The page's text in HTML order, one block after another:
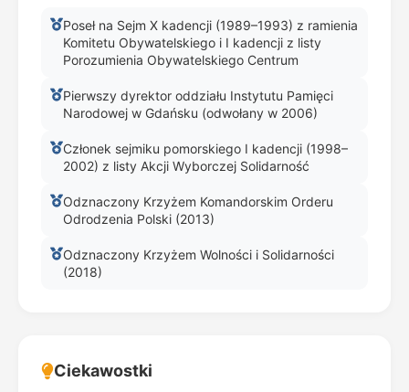
Poseł na Sejm X kadencji (1989–1993) z ramienia
Komitetu Obywatelskiego i I kadencji z listy
Porozumienia Obywatelskiego Centrum
Pierwszy dyrektor oddziału Instytutu Pamięci
Narodowej w Gdańsku (odwołany w 2006)
Członek sejmiku pomorskiego I kadencji (1998–
2002) z listy Akcji Wyborczej Solidarność
Odznaczony Krzyżem Komandorskim Orderu
Odrodzenia Polski (2013)
Odznaczony Krzyżem Wolności i Solidarności
(2018)
Ciekawostki